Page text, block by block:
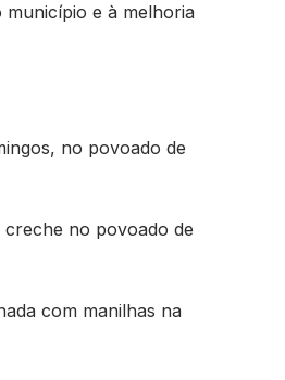
e à melhoria
no povoado de
no povoado de
com manilhas na